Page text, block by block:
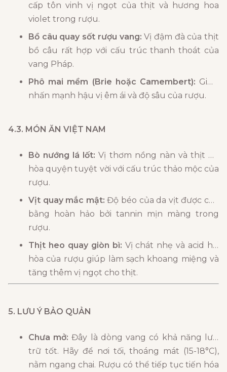
cấp tôn vinh vị ngọt của thịt và hương hoa
violet trong rượu.
Bồ câu quay sốt rượu vang: Vị đậm đà của thịt
bồ câu rất hợp với cấu trúc thanh thoát của
vang Pháp.
Phô mai mềm (Brie hoặc Camembert): Giúp
nhấn mạnh hậu vị êm ái và độ sâu của rượu.
4.3. MÓN ĂN VIỆT NAM
Bò nướng lá lốt: Vị thơm nồng nàn và thịt bò
hòa quyện tuyệt vời với cấu trúc thảo mộc của
rượu.
Vịt quay mắc mật: Độ béo của da vịt được cân
bằng hoàn hảo bởi tannin mịn màng trong
rượu.
Thịt heo quay giòn bì: Vị chát nhẹ và acid hài
hòa của rượu giúp làm sạch khoang miệng và
tăng thêm vị ngọt cho thịt.
5. LƯU Ý BẢO QUẢN
Chưa mở: Đây là dòng vang có khả năng lưu
trữ tốt. Hãy để nơi tối, thoáng mát (15-18°C),
nằm ngang chai. Rượu có thể tiếp tục tiến hóa